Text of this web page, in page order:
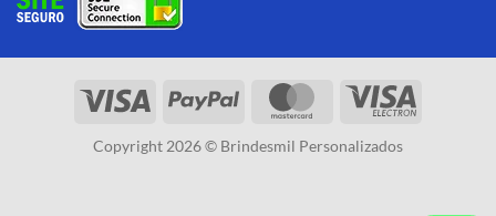
Copyright 2026 © Brindesmil Personalizados